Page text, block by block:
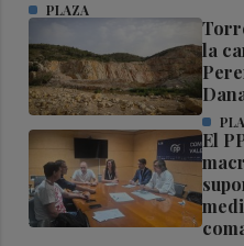
PLAZA
la
El